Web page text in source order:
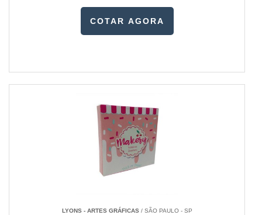
COTAR AGORA
LYONS - ARTES GRÁFICAS/ SÃO PAULO - SP